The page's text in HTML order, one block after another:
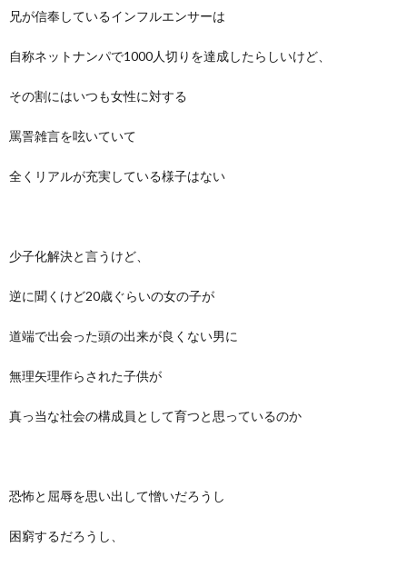
兄が信奉しているインフルエンサーは
自称ネットナンパで1000人切りを達成したらしいけど、
その割にはいつも女性に対する
罵詈雑言を呟いていて
全くリアルが充実している様子はない
少子化解決と言うけど、
逆に聞くけど20歳ぐらいの女の子が
道端で出会った頭の出来が良くない男に
無理矢理作らされた子供が
真っ当な社会の構成員として育つと思っているのか
恐怖と屈辱を思い出して憎いだろうし
困窮するだろうし、